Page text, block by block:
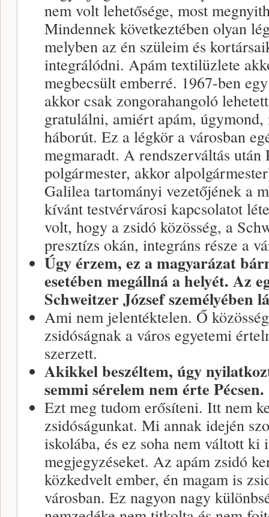
nem volt lehetősége, most
Mindennek következtében olyan
melyben az én szüleim és
integrálódni. Apám textilüzlete
megbecsült emberré. 1967-ben
akkor csak zongorahangoló
gratulálni, amiért apám, úgymond,
háborút. Ez a légkör a városban
megmaradt. A rendszerváltás után
polgármester, akkor
Galilea tartományi vezetőjének a
kívánt testvérvárosi kapcsolatot
volt, hogy a zsidó közösség, a
presztízs okán, integráns része a
Úgy érzem, ez a magyarázat
esetében megállná a helyét. Az
Schweitzer József személyében
Ami nem jelentéktelen. Ő
zsidóságnak a város egyetemi
szerzett.
Akikkel beszéltem, úgy
semmi sérelem nem érte Pécsen.
Ezt meg tudom erősíteni. Itt nem
zsidóságunkat. Mi annak idején
iskolába, és ez soha nem váltott ki
megjegyzéseket. Az apám zsidó
közkedvelt ember, én magam is
városban. Ez nagyon nagy